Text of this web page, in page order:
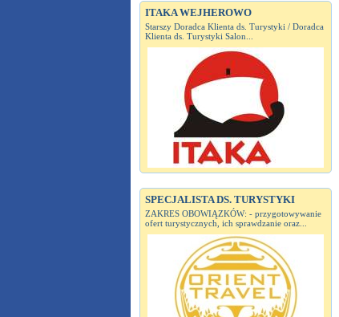
ITAKA WEJHEROWO
Starszy Doradca Klienta ds. Turystyki / Doradca
Klienta ds. Turystyki Salon...
SPECJALISTA DS. TURYSTYKI
ZAKRES OBOWIĄZKÓW: - przygotowywanie
ofert turystycznych, ich sprawdzanie oraz...